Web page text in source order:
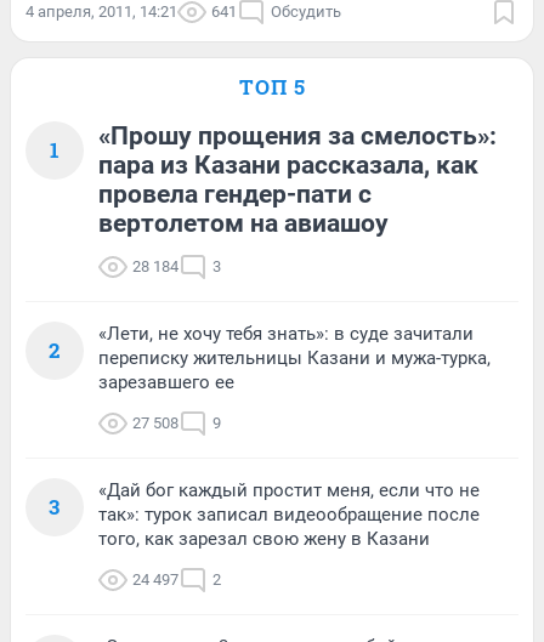
4 апреля, 2011, 14:21 641 Обсудить
ТОП 5
1
«Прошу прощения за смелость»:
пара из Казани рассказала, как
провела гендер-пати с
вертолетом на авиашоу
28 184 3
2
«Лети, не хочу тебя знать»: в суде зачитали
переписку жительницы Казани и мужа-турка,
зарезавшего ее
27 508 9
3
«Дай бог каждый простит меня, если что не
так»: турок записал видеообращение после
того, как зарезал свою жену в Казани
24 497 2